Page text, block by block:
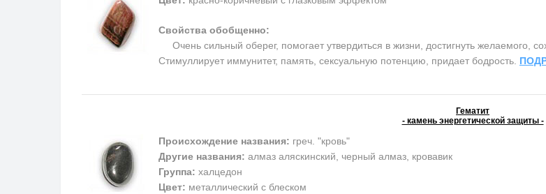
Свойства обобщенно:
Очень сильный оберег, помогает утвердиться в жизни, достигнуть желаемого,
Cтимуллирует иммунитет, память, сексуальную потенцию, придает бодрость.
Гематит
- камень энергетической защиты -
Происхождение названия: греч. "кровь"
Другие названия: алмаз аляскинский, черный алмаз, кровавик
Группа: халцедон
Цвет: металлический с блеском